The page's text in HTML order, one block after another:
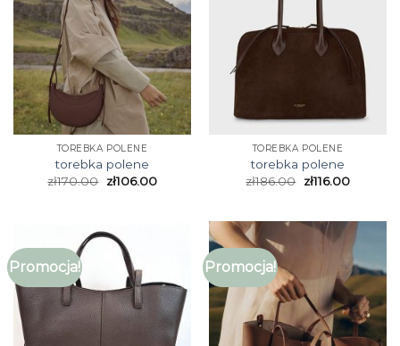
TOREBKA POLENE
torebka polene
zł170.00 zł106.00
TOREBKA POLENE
torebka polene
zł186.00 zł116.00
Promocja! Promocja!